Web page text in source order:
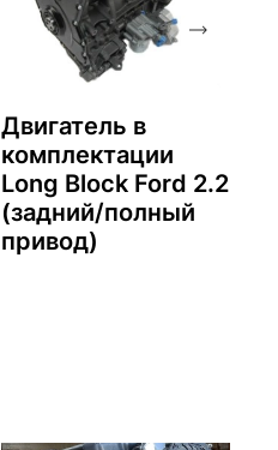
Двигатель в
комплектации
Long Block Ford 2.2
(задний/полный
привод)